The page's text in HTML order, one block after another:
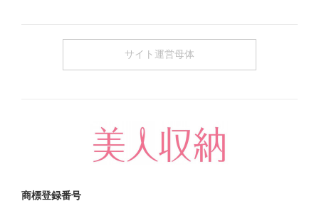
サイト運営母体
商標登録番号